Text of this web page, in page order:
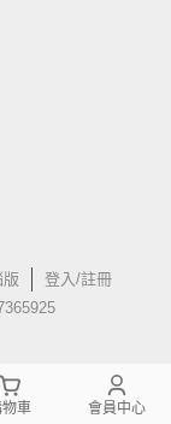
版
登入/註冊
物車 會員中心